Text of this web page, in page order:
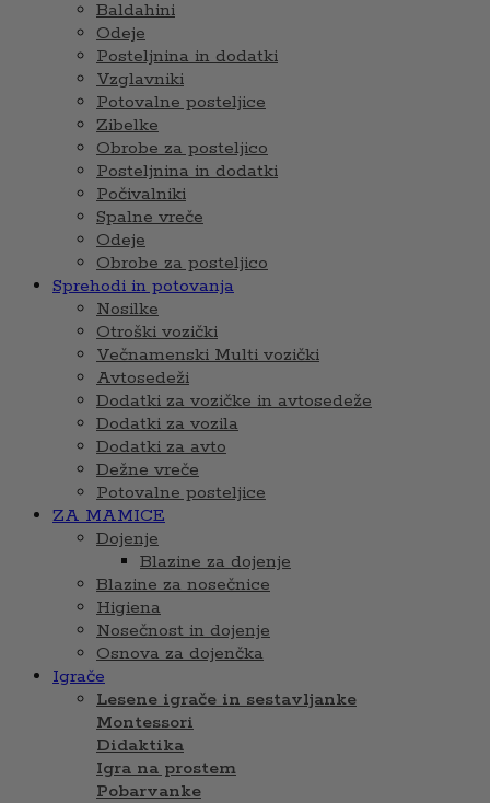
Baldahini
Odeje
Posteljnina in dodatki
Vzglavniki
Potovalne posteljice
Zibelke
Obrobe za posteljico
Posteljnina in dodatki
Počivalniki
Spalne vreče
Odeje
Obrobe za posteljico
Sprehodi in potovanja
Nosilke
Otroški vozički
Večnamenski Multi vozički
Avtosedeži
Dodatki za vozičke in avtosedeže
Dodatki za vozila
Dodatki za avto
Dežne vreče
Potovalne posteljice
ZA MAMICE
Dojenje
Blazine za dojenje
Blazine za nosečnice
Higiena
Nosečnost in dojenje
Osnova za dojenčka
Igrače
Lesene igrače in sestavljanke
Montessori
Didaktika
Igra na prostem
Pobarvanke